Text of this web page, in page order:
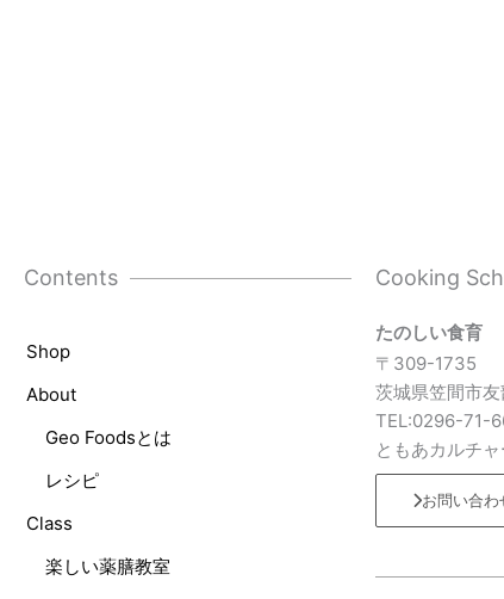
Contents
Shop
About
Geo Foodsとは
レシピ
Class
楽しい薬膳教室
Cooking
たのしい食育
〒309-1735
茨城県笠間市
TEL:0296-71-
ともあカルチ
お問い合わ